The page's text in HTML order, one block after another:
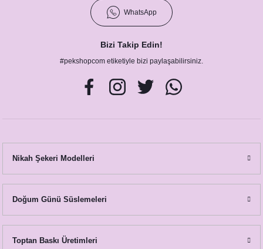
WhatsApp
Bizi Takip Edin!
#pekshopcom etiketiyle bizi paylaşabilirsiniz.
Nikah Şekeri Modelleri
Doğum Günü Süslemeleri
Toptan Baskı Üretimleri